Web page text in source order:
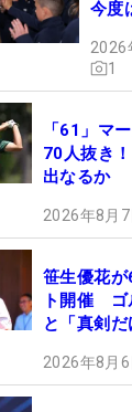
今度
2026
1
「61」マ
70人抜き
出なるか
2026年8月
笹生優花
ト開催 ゴ
と「真剣だ
2026年8月